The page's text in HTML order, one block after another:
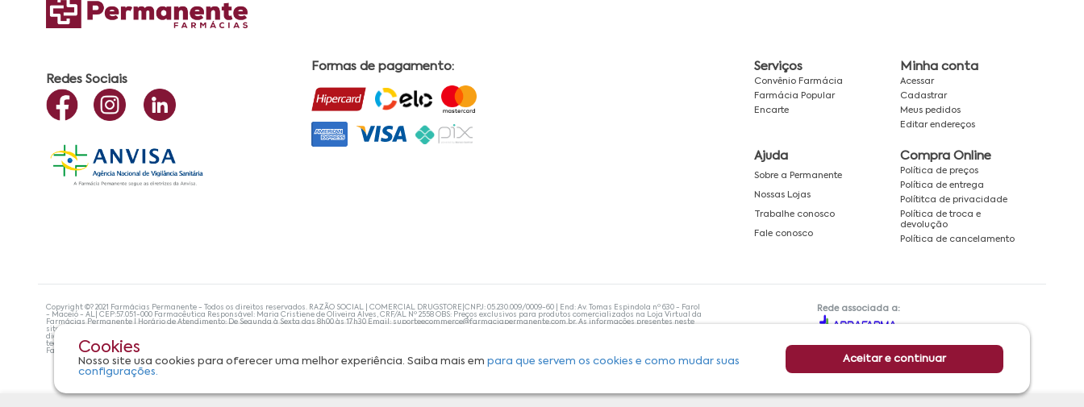
Cookies
Nosso site usa cookies para oferecer uma melhor experiência. Saiba mais empara que servem os cookies e como mudar suas
configurações.
Aceitar e continuar
Redes Sociais
Formas de pagamento: Serviços
Convênio Farmácia
Farmácia Popular
Encarte
Minha conta
Acessar
Cadastrar
Meus pedidos
Editar endereços
Ajuda
Sobre a Permanente
Nossas Lojas
Trabalhe conosco
Fale conosco
Compra Online
Política de preços
Política de entrega
Polítitca de privacidade
Política de troca e
devolução
Política de cancelamento
Copyright ©? 2021 Farmácias Permanente - Todos os direitos reservados. RAZÃO SOCIAL | COMERCIAL DRUGSTORE|CNPJ: 05.230.009/0009-60 | End: Av. Tomas Espindola nº 630 - Farol
- Maceió - AL| CEP:57.051-000 Farmacêutica Responsável: Maria Cristiene de Oliveira Alves, CRF/AL Nº 2558 OBS: Preços exclusivos para produtos comercializados na Loja Virtual da
Farmácias Permanente | Horário de Atendimento: De Segunda à Sexta das 8h00 às 17h30 Email: suporteecommerce@farmaciapermanente.com.br. As informações presentes neste
site não devem ser utilizadas para automedicação e, de forma alguma, substituem as orientações de um profissional da área médica. Apenas o médico está capacitado para
diagnosticar problemas de saúde e prescrever o tratamento adequado. Se os sintomas persistirem, um médico deve ser consultado. A Farmácia Permanente trabalha com as
tecnologias mais avançadas de proteção de dados, para que você possa realizar suas compras com tranquilidade. A privacidade e a segurança dos clientes são compromissos da
Farmácias Permanente. Todos os pedidos efetuados estão sujeitos à confirmação da disponibilidade de produto em nosso estoque.
Rede associada a: